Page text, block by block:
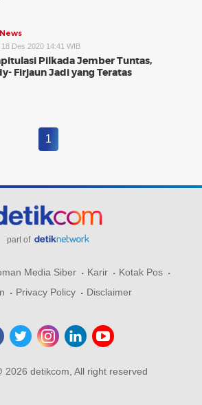
Des 2020 14:41 WIB
Pilkada Jember Tuntas,
Firjaun Jadi yang Teratas
1
part of
Media Siber Karir
Kotak Pos
Privacy Policy Disclaimer
2026 detikcom, All right reserved